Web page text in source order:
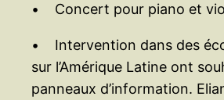
• Concert pour piano et
• Intervention dans des
sur l’Amérique Latine ont
panneaux d’information.